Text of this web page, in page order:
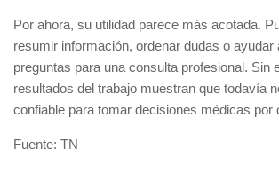
Por ahora, su utilidad parece más acotada.
resumir información, ordenar dudas o ayudar
preguntas para una consulta profesional. Sin
resultados del trabajo muestran que todavía
confiable para tomar decisiones médicas por
Fuente: TN